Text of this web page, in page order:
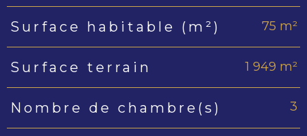
Surface habitable (m²) 75 m²
Surface terrain 1 949 m²
Nombre de chambre(s) 3